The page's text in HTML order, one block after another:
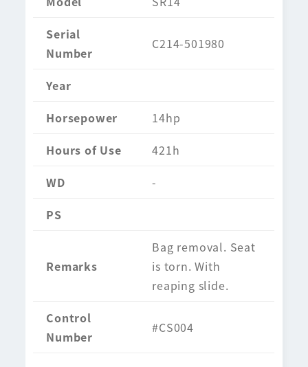
Serial
Number
C214-501980
Year
Horsepower
14hp
Hours of Use
421h
WD
-
PS
Remarks
Bag removal. Seat
is torn. With
reaping slide.
Control
Number
#CS004